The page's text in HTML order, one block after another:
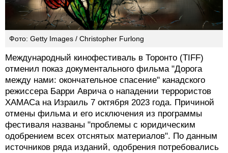
Фото: Getty Images / Christopher Furlong
Международный кинофестиваль в Торонто (TIFF)
отменил показ документального фильма "Дорога
между нами: окончательное спасение" канадского
режиссера Барри Аврича о нападении террористов
ХАМАСа на Израиль 7 октября 2023 года. Причиной
отмены фильма и его исключения из программы
фестиваля названы "проблемы с юридическим
одобрением всех отснятых материалов". По данным
источников ряда изданий, одобрения потребовались